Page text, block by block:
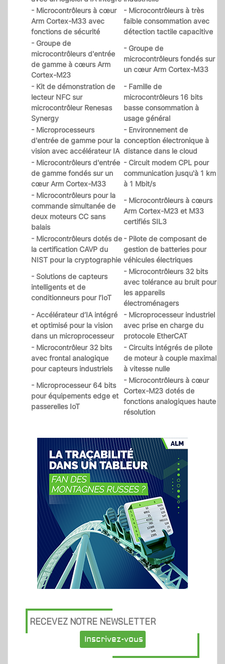
- Microcontrôleurs à cœur
Arm Cortex-M33 avec
fonctions de sécurité
- Microcontrôleurs à très
faible consommation avec
détection tactile capacitive
- Groupe de
microcontrôleurs d'entrée
de gamme à cœurs Arm
Cortex-M23
- Groupe de
microcontrôleurs fondés sur
un cœur Arm Cortex-M33
- Kit de démonstration de
lecteur NFC sur
microcontrôleur Renesas
Synergy
- Famille de
microcontrôleurs 16 bits
basse consommation à
usage général
- Microprocesseurs
d'entrée de gamme pour la
vision avec accélérateur IA
- Environnement de
conception électronique à
distance dans le cloud
- Microcontrôleurs d'entrée
de gamme fondés sur un
cœur Arm Cortex-M33
- Circuit modem CPL pour
communication jusqu'à 1 km
à 1 Mbit/s
- Microcontrôleurs pour la
commande simultanée de
deux moteurs CC sans
balais
- Microcontrôleurs à cœurs
Arm Cortex-M23 et M33
certifiés SIL3
- Microcontrôleurs dotés de
la certification CAVP du
NIST pour la cryptographie
- Pilote de composant de
gestion de batteries pour
véhicules électriques
- Solutions de capteurs
intelligents et de
conditionneurs pour l’IoT
- Microcontrôleurs 32 bits
avec tolérance au bruit pour
les appareils
électroménagers
- Accélérateur d’IA intégré
et optimisé pour la vision
dans un microprocesseur
- Microprocesseur industriel
avec prise en charge du
protocole EtherCAT
- Microcontrôleur 32 bits
avec frontal analogique
pour capteurs industriels
- Circuits intégrés de pilote
de moteur à couple maximal
à vitesse nulle
- Microprocesseur 64 bits
pour équipements edge et
passerelles IoT
- Microcontrôleurs à cœur
Cortex-M23 dotés de
fonctions analogiques haute
résolution
RECEVEZ NOTRE NEWSLETTER
Inscrivez-vous